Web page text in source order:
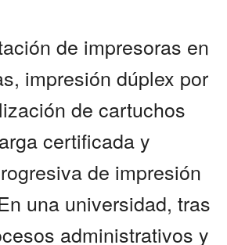
de impresoras en
impresión dúplex por
de cartuchos
certificada y
de impresión
una universidad, tras
administrativos y